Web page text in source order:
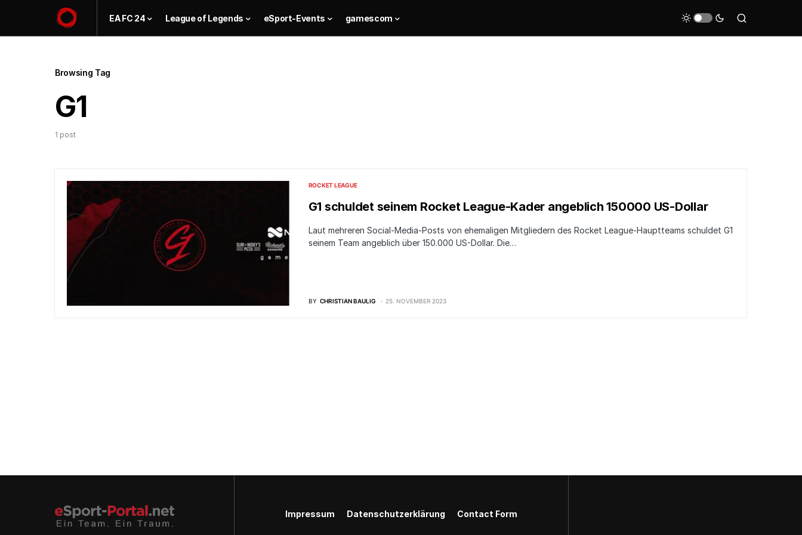
EA FC 24 League of Legends eSport-Events gamescom
Browsing Tag
G1
1 post
ROCKET LEAGUE
G1 schuldet seinem Rocket League-Kader angeblich 150000 US-Dollar
Laut mehreren Social-Media-Posts von ehemaligen Mitgliedern des Rocket League-Hauptteams schuldet G1
seinem Team angeblich über 150.000 US-Dollar. Die…
BY CHRISTIAN BAULIG 25. NOVEMBER 2023
Impressum Datenschutzerklärung Contact Form